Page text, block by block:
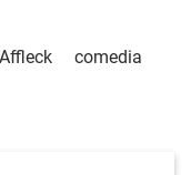
comedia